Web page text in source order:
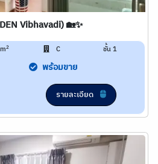
Vibhavadi) 🏡✨
2 C ชั้น 1
พร้อมขาย
รายละเอียด